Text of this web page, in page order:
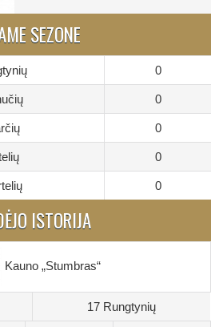
SEZONE
0
0
0
0
0
ISTORIJA
Kauno „Stumbras“
17 Rungtynių